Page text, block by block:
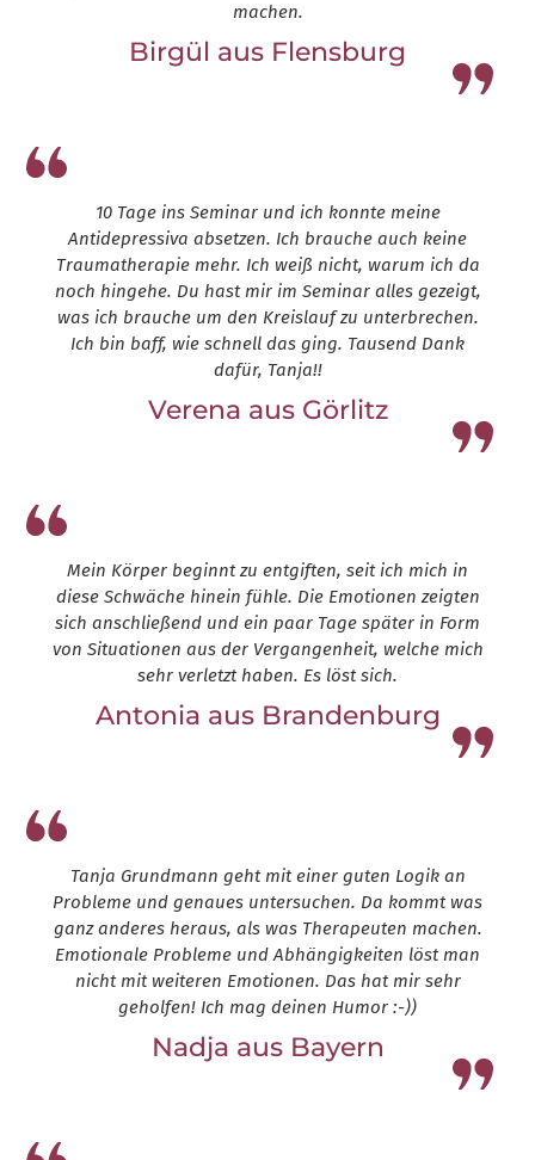
machen.
Birgül aus Flensburg
10 Tage ins Seminar und ich konnte meine
Antidepressiva absetzen. Ich brauche auch keine
Traumatherapie mehr. Ich weiß nicht, warum ich da
noch hingehe. Du hast mir im Seminar alles gezeigt,
was ich brauche um den Kreislauf zu unterbrechen.
Ich bin baff, wie schnell das ging. Tausend Dank
dafür, Tanja!!
Verena aus Görlitz
Mein Körper beginnt zu entgiften, seit ich mich in
diese Schwäche hinein fühle. Die Emotionen zeigten
sich anschließend und ein paar Tage später in Form
von Situationen aus der Vergangenheit, welche mich
sehr verletzt haben. Es löst sich.
Antonia aus Brandenburg
Tanja Grundmann geht mit einer guten Logik an
Probleme und genaues untersuchen. Da kommt was
ganz anderes heraus, als was Therapeuten machen.
Emotionale Probleme und Abhängigkeiten löst man
nicht mit weiteren Emotionen. Das hat mir sehr
geholfen! Ich mag deinen Humor :-))
Nadja aus Bayern